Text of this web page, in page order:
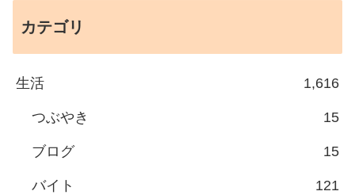
カテゴリ
生活 1,616
つぶやき 15
ブログ 15
バイト 121